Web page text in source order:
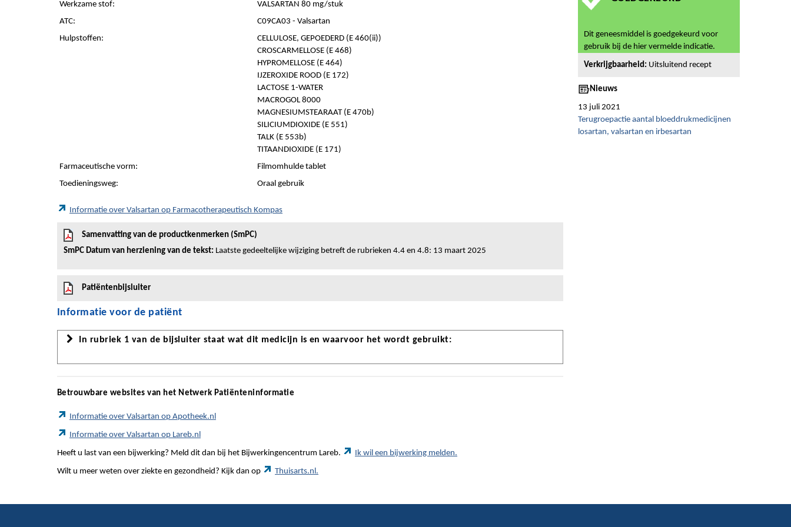
Werkzame stof:
VALSARTAN 80 mg/stuk
ATC:
C09CA03 - Valsartan
Hulpstoffen:
CELLULOSE, GEPOEDERD (E 460(ii))
CROSCARMELLOSE (E 468)
HYPROMELLOSE (E 464)
IJZEROXIDE ROOD (E 172)
LACTOSE 1-WATER
MACROGOL 8000
MAGNESIUMSTEARAAT (E 470b)
SILICIUMDIOXIDE (E 551)
TALK (E 553b)
TITAANDIOXIDE (E 171)
Farmaceutische vorm:
Filmomhulde tablet
Toedieningsweg:
Oraal gebruik
Informatie over Valsartan op Farmacotherapeutisch Kompas
Samenvatting van de productkenmerken (SmPC)
SmPC Datum van herziening van de tekst: Laatste gedeeltelijke wijziging betreft de rubrieken 4.4 en 4.8: 13 maart 2025
Patiëntenbijsluiter
Informatie voor de patiënt
In rubriek 1 van de bijsluiter staat wat dit medicijn is en waarvoor het wordt gebruikt:
Betrouwbare websites van het Netwerk Patiënteninformatie
Informatie over Valsartan op Apotheek.nl
Informatie over Valsartan op Lareb.nl
Heeft u last van een bijwerking? Meld dit dan bij het Bijwerkingencentrum Lareb. Ik wil een bijwerking melden.
Wilt u meer weten over ziekte en gezondheid? Kijk dan op Thuisarts.nl.
Dit geneesmiddel is goedgekeurd voor
gebruik bij de hier vermelde indicatie.
Verkrijgbaarheid: Uitsluitend recept
Nieuws
13 juli 2021
Terugroepactie aantal bloeddrukmedicijnen
losartan, valsartan en irbesartan